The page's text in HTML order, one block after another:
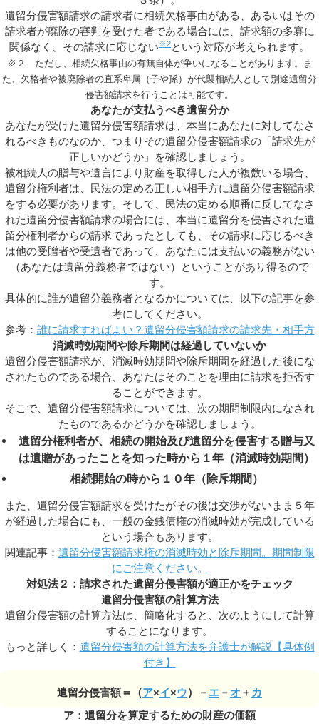
遺留分侵害額請求の請求者に相続欠格事由がある、あるいはその
請求者が廃除の審判を受けた者である場合には、請求額の多寡に
関係なく、その請求に応じない※2という対応が考えられます。
※２ ただし、相続欠格事由の有無自体が争いになることがあります。ま
た、欠格者や被廃除者の直系卑属（子や孫）が代襲相続人として別途遺留分
侵害額請求を行うことは可能です。
あなたが支払うべき遺留分か
あなたが受けた遺留分侵害額請求は、本当にあなたに対してなさ
れるべきものなのか、つまりその遺留分侵害額請求の「請求先が
正しいかどうか」を確認しましょう。
被相続人の贈与や遺言により財産を取得した人が複数いる場合、
遺留分権利者は、民法の定める正しい相手方に遺留分侵害額請求
をする必要があります。そして、民法の定める順番に反してなさ
れた遺留分侵害額請求の場合には、本当に遺留分を侵害された遺
留分権利者からの請求であったとしても、その請求に応じるべき
は他の受贈者や受遺者であって、あなたには支払いの義務がない
（あなたは遺留分義務者ではない）ということがあり得るので
す。
具体的に誰が遺留分義務者となるかについては、以下の記事を参
考にしてください。
参考： 誰に請求すればよい？遺留分侵害額請求の請求先・相手方
消滅時効期間や除斥期間は経過していないか
遺留分侵害額請求が、消滅時効期間や除斥期間を経過した後にな
されたものである場合、あなたはそのことを理由に請求を拒否す
ることができます。
そこで、遺留分侵害額請求については、次の期間制限内になされ
たものであるかどうかを確認しましょう。
遺留分権利者が、相続の開始及び遺留分を侵害する贈与又
は遺贈があったことを知った時から１年（消滅時効期間）
相続開始の時から１０年（除斥期間）
また、遺留分侵害額請求を受けたがその後は交渉がないまま５年
が経過した場合にも、一般の金銭債権の消滅時効が完成している
という場合もあります。
関連記事： 遺留分侵害額請求権の消滅時効と除斥期間。期間制限
にご注意ください。
対処法２：請求された遺留分侵害額が適正かをチェック
遺留分侵害額の計算方法
遺留分侵害額の計算方法は、簡略化すると、次のようにして計算
することになります。
もっと詳しく： 遺留分侵害額の計算方法を弁護士が解説【具体例
付き】
遺留分侵害額＝（ア×イ×ウ）－ エ －オ ＋ カ
ア：遺留分を算定するための財産の価額